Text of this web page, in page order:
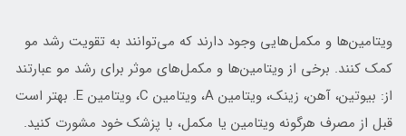
ویتامین‌ها و مکمل‌هایی وجود دارند که می‌توانند به تقویت رشد مو
کمک کنند. برخی از ویتامین‌ها و مکمل‌های موثر برای رشد مو عبارتند
از: بیوتین، آهن، زینک، ویتامین A، ویتامین C، ویتامین E. بهتر است
قبل از مصرف هرگونه ویتامین یا مکمل، با پزشک خود مشورت کنید.